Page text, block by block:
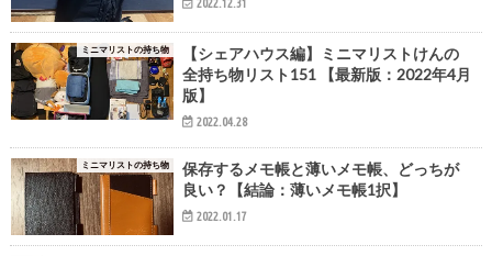
2022.12.31
ミニマリストの持ち物
【シェアハウス編】ミニマリストけんの
全持ち物リスト151 【最新版：2022年4月
版】
2022.04.28
ミニマリストの持ち物
保存するメモ帳と薄いメモ帳、どっちが
良い？【結論：薄いメモ帳1択】
2022.01.17